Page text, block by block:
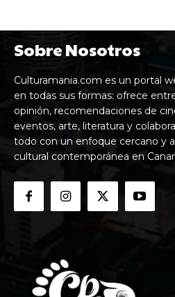
Sobre Nosotros
Culturamania.com es un portal
en todas sus formas: ofrece
opinión, recomendaciones de
eventos, arte, literatura y
todo con un enfoque cercano y
cultural contemporánea en